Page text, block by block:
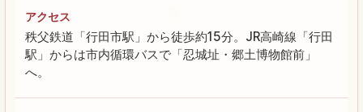
アクセス
秩父鉄道「行田市駅」から徒歩約15分。JR高崎線「行田
駅」からは市内循環バスで「忍城址・郷土博物館前」
へ。